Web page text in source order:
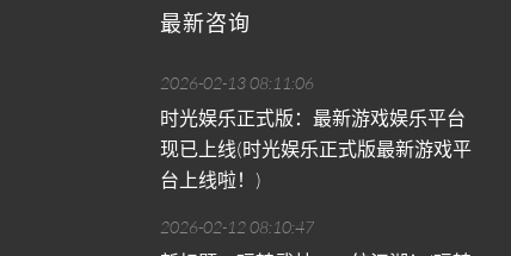
最新咨询
2026-02-13 08:11:06
时光娱乐正式版：最新游戏娱乐平台
现已上线(时光娱乐正式版最新游戏平
台上线啦！)
2026-02-12 08:10:47